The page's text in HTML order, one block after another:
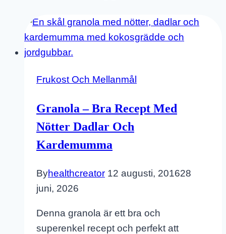
Frukost Och Mellanmål
Granola – Bra Recept Med
Nötter Dadlar Och
Kardemumma
Byhealthcreator 12 augusti, 201628
juni, 2026
Denna granola är ett bra och
superenkel recept och perfekt att